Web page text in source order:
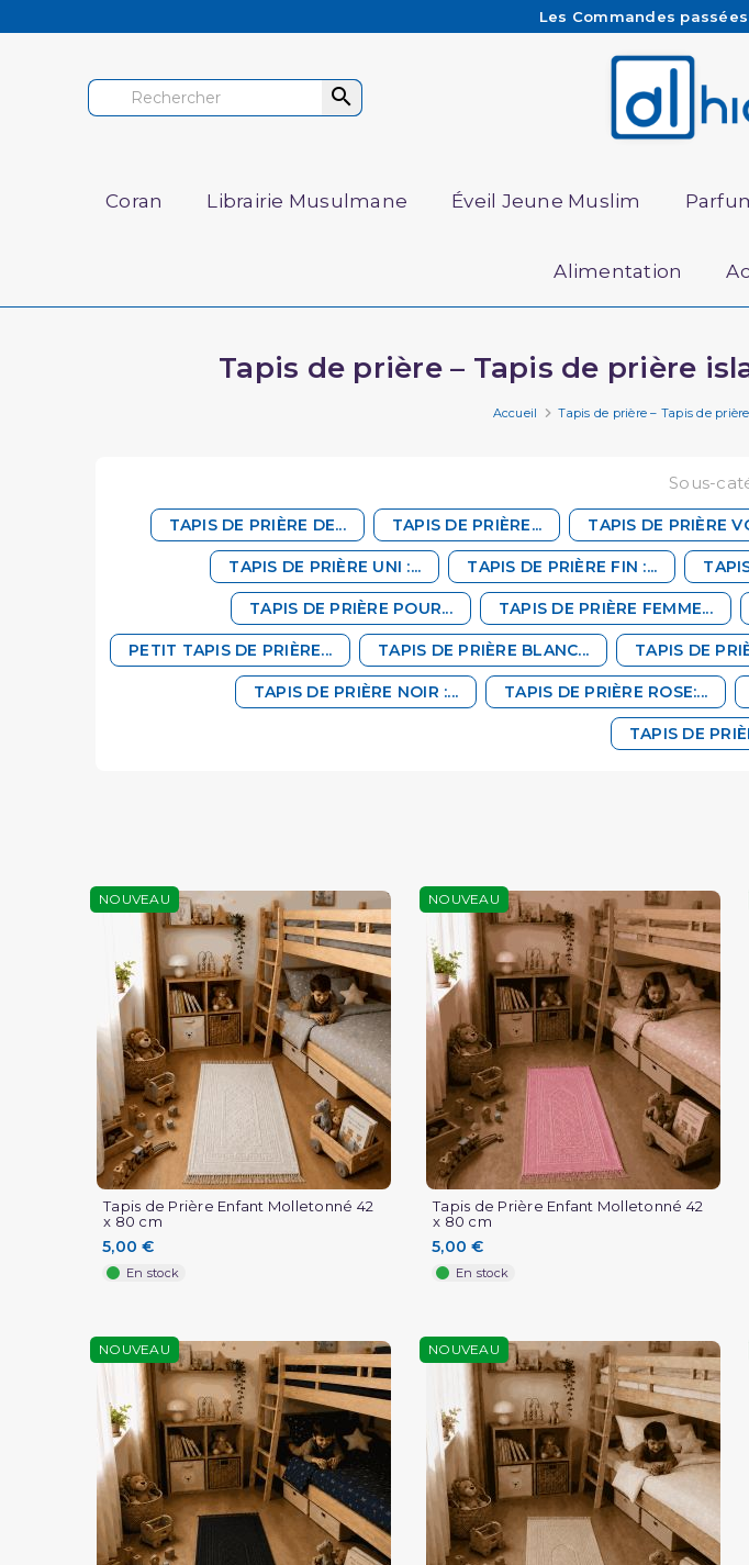
Les Commandes
Besoin d'aide ?
Livraison offerte à

Coran Librairie Musulmane Éveil Jeune Muslim
Alimentation
Tapis de prière – Tapis de prière
Accueil Tapis de prière – Tapis de
Sous-
TAPIS DE PRIÈRE DE... TAPIS DE PRIÈRE... TAPIS DE PRIÈRE
TAPIS DE PRIÈRE UNI :... TAPIS DE PRIÈRE FIN :...
TAPIS DE PRIÈRE POUR... TAPIS DE PRIÈRE FEMME...
PETIT TAPIS DE PRIÈRE... TAPIS DE PRIÈRE BLANC... TAPIS DE
TAPIS DE PRIÈRE NOIR :... TAPIS DE PRIÈRE ROSE:...
TAPIS DE
NOUVEAU
Tapis de Prière Enfant Molletonné 42
x 80 cm
5,00 €
En stock
NOUVEAU
Tapis de Prière Enfant Molletonné 42
x 80 cm
5,00 €
En stock
NOUVEAU NOUVEAU